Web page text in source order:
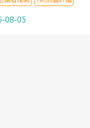
都沒有用,後來連吃到嗎
限,只是壓症狀,沒多久就
影響生活品質. 台灣親
08-05